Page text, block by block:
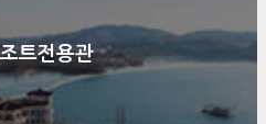
트전용관